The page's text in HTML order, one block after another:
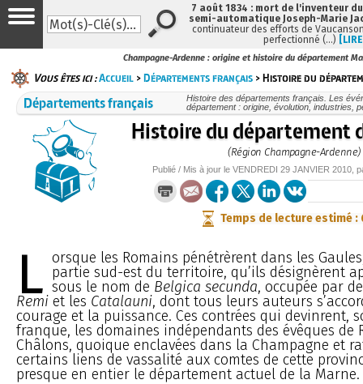
Champagne-Ardenne : origine et histoire du département
Vous êtes ici :Accueil >Départements français > Histoire du
Départements français
Histoire des départements français. Les
département : origine, évolution, industries,
Histoire du département
(Région Champagne-Ardenne)
Publié / Mis à jour le VENDREDI 29 JANVIER 2010,
Temps de lecture estimé :
L orsque les Romains pénétrèrent dans les
partie sud-est du territoire, qu’ils désignèrent
sous le nom de Belgica secunda, occupée par
Remi et les Catalauni, dont tous leurs auteurs
courage et la puissance. Ces contrées qui devinrent,
franque, les domaines indépendants des évêques de
Châlons, quoique enclavées dans la Champagne et
certains liens de vassalité aux comtes de cette
presque en entier le département actuel de la Marne.
7 août 1834 : mort de l'inventeur
semi-automatique Joseph-Marie
continuateur des efforts de
perfectionné (…)